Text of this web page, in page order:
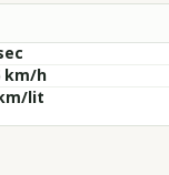
km/h
lit